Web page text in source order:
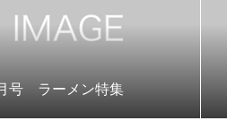
号 ラーメン特集